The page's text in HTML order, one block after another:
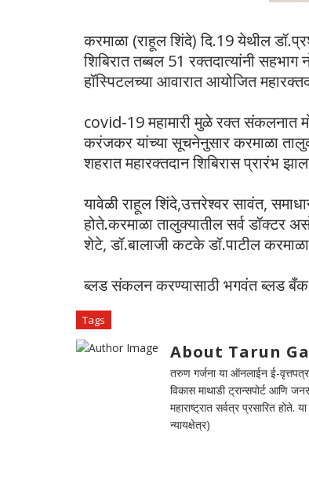
करमाळा (राहूल शिंदे) दि.19 येथील
शिबिरात तब्बल 51 रक्तदात्यांनी
हॉस्पिटलच्या आवारात आयोजित
covid-19 महामारी मुळे रक्त संकलनात
करंजकर यांच्या सूचनेनुसार करमाळा
शहरात महारक्तदान शिबिरास प्रारंभ
यावेळी राहूल शिंदे,उत्तरेश्वर सावंत,
होते.करमाळा तालुक्यातील सर्व डॉक्टर
शेटे, डॉ.बालाजी कटके डॉ.पाटील
ब्लड संकलन करण्यासाठी भगवंत ब्लड बँक
Tags
About Tarun
तरुण गर्जना या ऑनलाईन ई-
विकास माथाडी ट्रान्सपोर्ट आणि
महाराष्ट्रात सर्वत्र प्रसारित
न्यायक्षेत्र)